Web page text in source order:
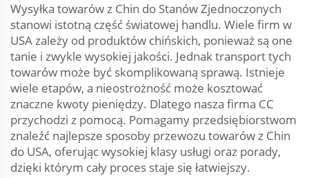
Wysyłka towarów z Chin do Stanów Zjednoczonych
stanowi istotną część światowej handlu. Wiele firm w
USA zależy od produktów chińskich, ponieważ są one
tanie i zwykle wysokiej jakości. Jednak transport tych
towarów może być skomplikowaną sprawą. Istnieje
wiele etapów, a nieostrożność może kosztować
znaczne kwoty pieniędzy. Dlatego nasza firma CC
przychodzi z pomocą. Pomagamy przedsiębiorstwom
znaleźć najlepsze sposoby przewozu towarów z Chin
do USA, oferując wysokiej klasy usługi oraz porady,
dzięki którym cały proces staje się łatwiejszy.